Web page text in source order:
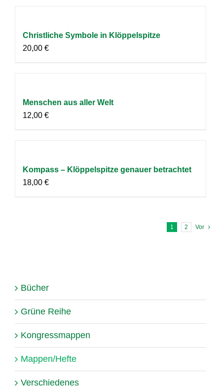
Christliche Symbole in Klöppelspitze
20,00 €
Menschen aus aller Welt
12,00 €
Kompass – Klöppelspitze genauer betrachtet
18,00 €
1 2 Vor
Bücher
Grüne Reihe
Kongressmappen
Mappen/Hefte
Verschiedenes